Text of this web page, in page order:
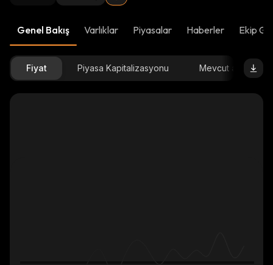
Genel Bakış Varlıklar Piyasalar Haberler Ekip
Fiyat Piyasa Kapitalizasyonu Mevcut arz